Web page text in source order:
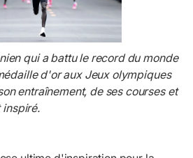
qui a battu le record du monde
d'or aux Jeux olympiques
entraînement, de ses courses et
inspiré.